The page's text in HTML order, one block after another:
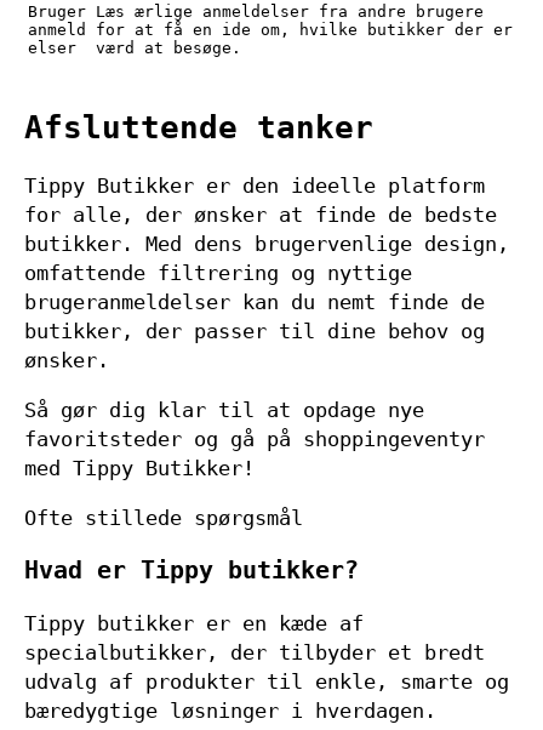
Bruger
anmeld
elser
Læs ærlige anmeldelser fra andre brugere
for at få en ide om, hvilke butikker der er
værd at besøge.
Afsluttende tanker
Tippy Butikker er den ideelle platform
for alle, der ønsker at finde de bedste
butikker. Med dens brugervenlige design,
omfattende filtrering og nyttige
brugeranmeldelser kan du nemt finde de
butikker, der passer til dine behov og
ønsker.
Så gør dig klar til at opdage nye
favoritsteder og gå på shoppingeventyr
med Tippy Butikker!
Ofte stillede spørgsmål
Hvad er Tippy butikker?
Tippy butikker er en kæde af
specialbutikker, der tilbyder et bredt
udvalg af produkter til enkle, smarte og
bæredygtige løsninger i hverdagen.